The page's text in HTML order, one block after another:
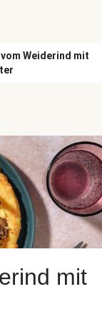
Weiderind mit
mit